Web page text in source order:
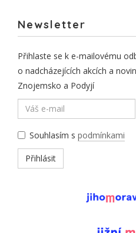
Newsletter
Přihlaste se k e-mailovému
o nadcházejících akcích a
Znojemsko a Podyjí
Souhlasím s podmínkami
Přihlásit